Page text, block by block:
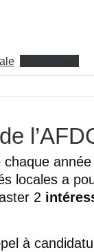
année
locales a
2
à